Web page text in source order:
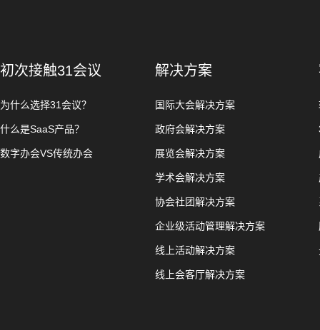
初次接触31会议
为什么选择31会议？
什么是SaaS产品？
数字办会VS传统办会
解决方案
国际大会解决方案
政府会解决方案
展览会解决方案
学术会解决方案
协会社团解决方案
企业级活动管理解决方案
线上活动解决方案
线上会客厅解决方案